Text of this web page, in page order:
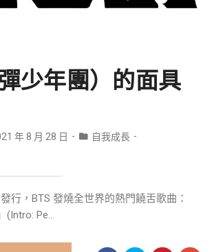
少年團）的面具
年 8 月 28 日
自我成長
行，BTS 發燒全世界的熱門饒舌歌曲：
(Intro: Pe...